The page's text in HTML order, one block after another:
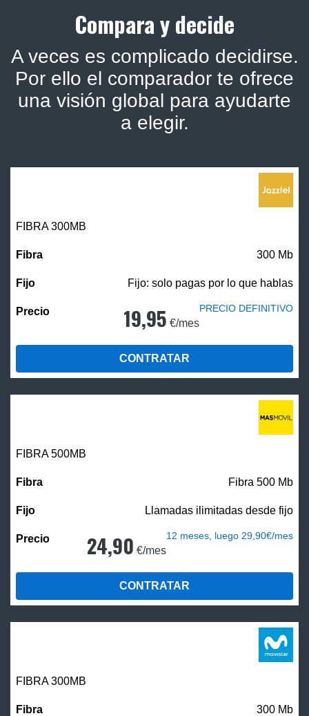
Compara y decide
A veces es complicado decidirse.
Por ello el comparador te ofrece
una visión global para ayudarte
a elegir.
FIBRA 300MB
300 Mb
Fijo: solo pagas por lo que hablas
19,95 €/mes
PRECIO DEFINITIVO
CONTRATAR
FIBRA500MB
Fibra 500 Mb
Llamadas ilimitadas desde fijo
24,90 €/mes
12 meses, luego 29,90€/mes
CONTRATAR
FIBRA 300MB
300 Mb